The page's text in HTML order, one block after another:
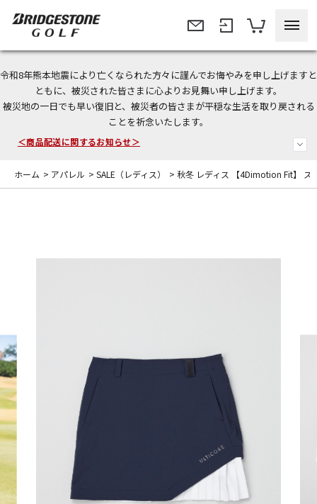
令和8年熊本地震により亡くなられた方々に謹んでお悔やみを申し上げますと
ともに、被災された皆さまに心よりお見舞い申し上げます。
被災地の一日でも早い復旧と、被災者の皆さまが平穏な生活を取り戻される
ことを祈念いたします。
今なら新規会員登録で1,000円OFFクーポンプレゼント！
＜商品配送に関するお知らせ＞
＜夏季休暇中のご注文・発送・お問い合わせ＞
ホーム > アパレル > SALE（レディス） > 秋冬 レディス 【4Dimotion Fit】 ス